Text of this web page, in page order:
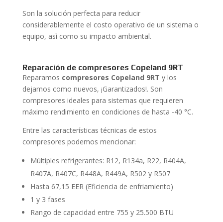
Son la solución perfecta para reducir
considerablemente el costo operativo de un sistema o
equipo, asì como su impacto ambiental.
Reparaciónde compresores Copeland 9RT
Reparamos compresores Copeland 9RT y los
dejamos como nuevos, ¡Garantizados!. Son
compresores ideales para sistemas que requieren
máximo rendimiento en condiciones de hasta -40 °C.
Entre las características técnicas de estos
compresores podemos mencionar:
Múltiples refrigerantes: R12, R134a, R22, R404A,
R407A, R407C, R448A, R449A, R502 y R507
Hasta 67,15 EER (Eficiencia de enfriamiento)
1 y 3 fases
Rango de capacidad entre 755 y 25.500 BTU